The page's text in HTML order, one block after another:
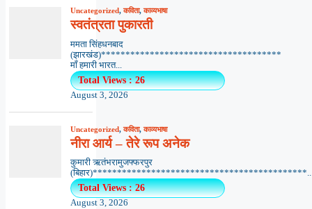
Uncategorized,कविता,काव्यभाषा
स्वतंत्रता पुकारती
ममता सिंहधनबाद
(झारखंड)*************************************
माँ हमारी भारत...
Total Views : 26
August 3, 2026
Uncategorized,कविता,काव्यभाषा
नीरा आर्य – तेरे रूप अनेक
कुमारी ऋतंभरामुजफ्फरपुर
Total Views : 26
August 3, 2026